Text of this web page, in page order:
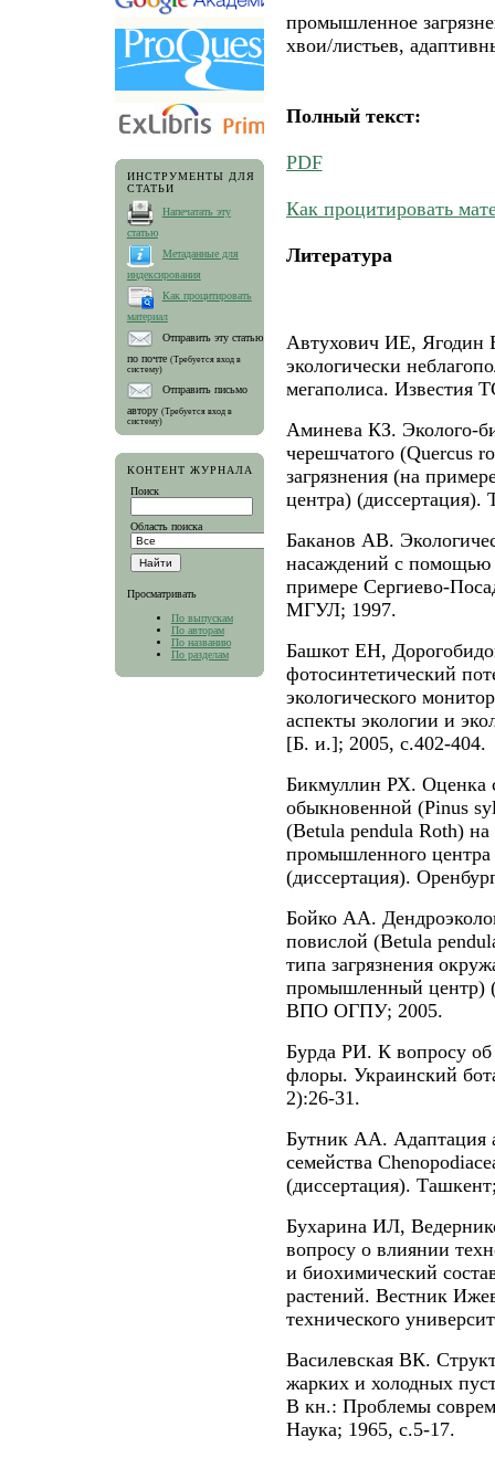
ИНСТРУМЕНТЫ ДЛЯ
СТАТЬИ
Напечатать эту
статью
Метаданные для
индексирования
Как процитировать
материал
Отправить эту статью
по почте (Требуется вход в
систему)
Отправить письмо
автору (Требуется вход в
систему)
КОНТЕНТ ЖУРНАЛА
Поиск
Область поиска
Просматривать
По выпускам
По авторам
По названию
По разделам
промышленное
хвои/листьев,
Полный текст:
PDF
Как процитировать
Литература
Автухович ИЕ, Ягодин
экологически
мегаполиса. Известия
Аминева КЗ. Эколого-
черешчатого (Quercus
загрязнения (на
центра)
Баканов АВ.
насаждений с помощью
примере Сергиево-
МГУЛ; 1997.
Башкот ЕН,
фотосинтетический
экологического
аспекты экологии и
[Б. и.]; 2005, с.402-404.
Бикмуллин РХ. Оценка
обыкновенной (Pinus
(Betula pendula Roth) на
промышленного центра
(диссертация).
Бойко АА.
повислой (Betula
типа загрязнения
промышленный центр)
ВПО ОГПУ; 2005.
Бурда РИ. К вопросу
флоры. Украинский
2):26-31.
Бутник AA. Адаптация
семейства
(диссертация).
Бухарина ИЛ,
вопросу о влиянии
и биохимический
растений. Вестник
технического
Василевская ВК.
жарких и холодных
В кн.: Проблемы
Наука; 1965, с.5-17.